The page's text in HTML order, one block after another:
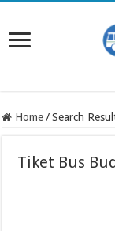
Home / Search
Tiket Bus